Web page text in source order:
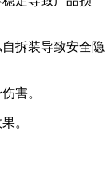
拆装导致安全隐
害。
。